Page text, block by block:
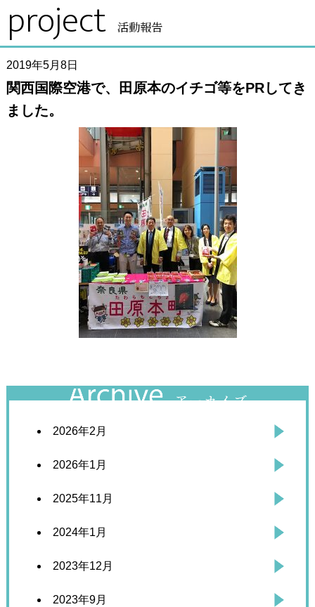
project 活動報告
2019年5月8日
関西国際空港で、田原本のイチゴ等をPRしてき
ました。
2026年2月
2026年1月
2025年11月
2024年1月
2023年12月
2023年9月